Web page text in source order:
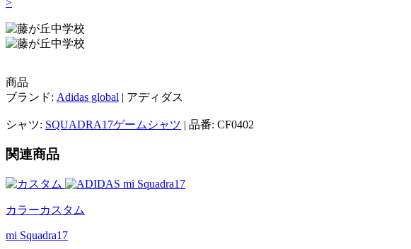
商品
ブランド: Adidas global | アディダス
シャツ: SQUADRA17ゲームシャツ | 品番: CF0402
関連商品
カラーカスタム
mi Squadra17